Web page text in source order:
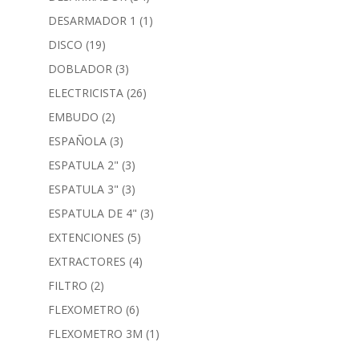
DESARMADOR 1 (1)
DISCO (19)
DOBLADOR (3)
ELECTRICISTA (26)
EMBUDO (2)
ESPAÑOLA (3)
ESPATULA 2" (3)
ESPATULA 3" (3)
ESPATULA DE 4" (3)
EXTENCIONES (5)
EXTRACTORES (4)
FILTRO (2)
FLEXOMETRO (6)
FLEXOMETRO 3M (1)